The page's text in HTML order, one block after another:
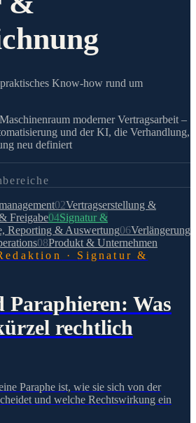
Know-how rund um
moderner Vertragsarbeit –
und der KI, die Verhandlung,
neu definiert
02Vertragserstellung &
Freigabe04Signatur &
Reporting & Auswertung06Verlängerung
08Produkt & Unternehmen
· Signatur &
Paraphieren: Was
rechtlich
Paraphe ist, wie sie sich von der
und welche Rechtswirkung ein